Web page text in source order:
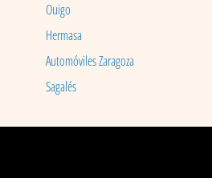
Ouigo
Hermasa
Automóviles Zaragoza
Sagalés